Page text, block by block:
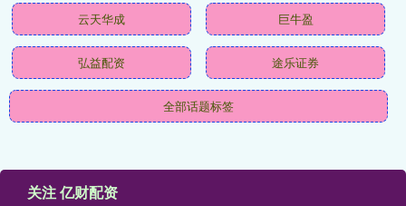
云天华成 巨牛盈
弘益配资 途乐证券
全部话题标签
关注 亿财配资